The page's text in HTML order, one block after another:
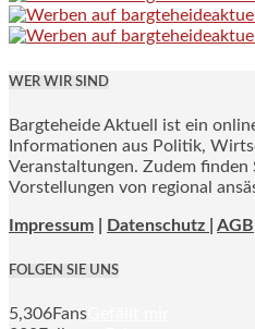
WER WIR SIND
Bargteheide Aktuell ist ein
Informationen aus Politik,
Veranstaltungen. Zudem finden
Vorstellungen von regional
Impressum Datenschutz | AGB
FOLGEN SIE UNS
5,306Fans